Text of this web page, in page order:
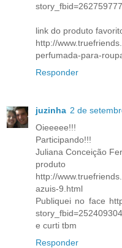
link do produto
http://
perfumada-para-
Responder
juzinha 2 de
Oieeeee!!!
Participando!!!
Juliana Conceição
http://
azuis-9.html
Publiquei no face
e curti tbm
Responder